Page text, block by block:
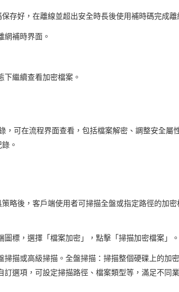
存好，在離線並超出安全時長後使用補時碼完成離
網補時界面。
繼續查看加密檔案。
，可在流程界面查看，包括檔案解密、調整安全屬
。
略後，客戶端使用者可掃描全盤或指定路徑的加
標，選擇「檔案加密」，點擊「掃描加密檔案」。
掃描或高級掃描。全盤掃描：掃描整個硬碟上的加
訂選項，可設定掃描路徑、檔案類型等，滿足不同